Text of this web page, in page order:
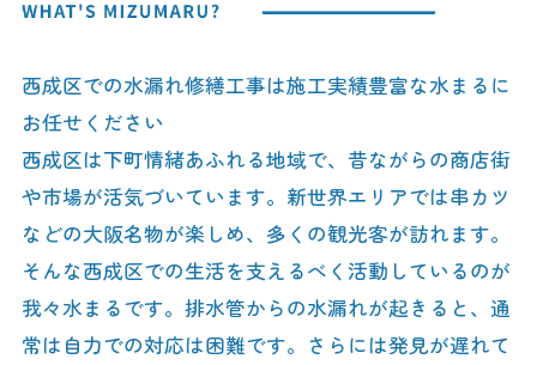
西成区での水漏れ修繕工事は施工実績豊富な水まるに
お任せください
西成区は下町情緒あふれる地域で、昔ながらの商店街
や市場が活気づいています。新世界エリアでは串カツ
などの大阪名物が楽しめ、多くの観光客が訪れます。
そんな西成区での生活を支えるべく活動しているのが
我々水まるです。排水管からの水漏れが起きると、通
常は自力での対応は困難です。さらには発見が遅れて